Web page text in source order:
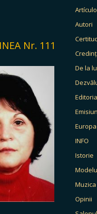
Nr. 111
Autori
De la
INFO
Istorie
Muzica
Opinii